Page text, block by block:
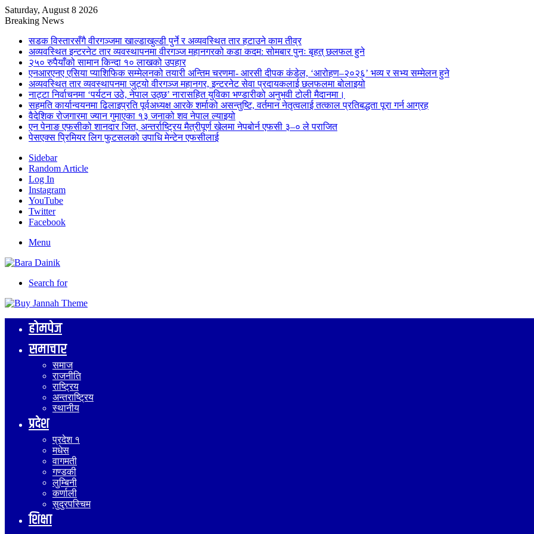
Saturday, August 8 2026
Breaking News
सडक विस्तारसँगै वीरगञ्जमा खाल्डाखुल्डी पुर्ने र अव्यवस्थित तार हटाउने काम तीव्र
अव्यवस्थित इन्टरनेट तार व्यवस्थापनमा वीरगञ्ज महानगरको कडा कदम: सोमबार पुनः बृहत् छलफल हुने
२५० रुपैयाँको सामान किन्दा १० लाखको उपहार
एनआरएनए एसिया प्याशिफिक सम्मेलनको तयारी अन्तिम चरणमा- आरसी दीपक कंडेल, ‘आरोहण–२०२६’ भव्य र सभ्य सम्मेलन हुने
अव्यवस्थित तार व्यवस्थापनमा जुट्यो वीरगञ्ज महानगर, इन्टरनेट सेवा प्रदायकलाई छलफलमा बोलाइयो
नाट्टा निर्वाचनमा ‘पर्यटन उठे, नेपाल उठ्छ’ नारासहित युविका भण्डारीको अनुभवी टोली मैदानमा।
सहमति कार्यान्वयनमा ढिलाइप्रति पूर्वअध्यक्ष आरके शर्माको असन्तुष्टि, वर्तमान नेतृत्वलाई तत्काल प्रतिबद्धता पूरा गर्न आग्रह
वैदेशिक रोजगारमा ज्यान गुमाएका १३ जनाको शव नेपाल ल्याइयो
एन पेनाङ एफसीको शानदार जित, अन्तर्राष्ट्रिय मैत्रीपूर्ण खेलमा नेपबोर्न एफसी ३–० ले पराजित
पेसएक्स प्रिमियर लिग फुटसलको उपाधि मेन्टेन एफसीलाई
Sidebar
Random Article
Log In
Instagram
YouTube
Twitter
Facebook
Menu
Search for
होमपेज
समाचार
समाज
राजनीति
राष्ट्रिय
अन्तराष्ट्रिय
स्थानीय
प्रदेश
प्रदेश १
मधेस
वागमती
गण्डकी
लुम्बिनी
कर्णाली
सुदुरपस्चिम
शिक्षा